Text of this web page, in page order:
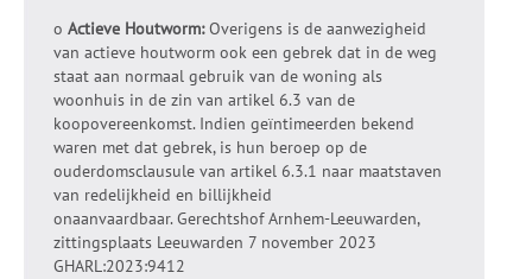
o Actieve Houtworm:Overigens is de aanwezigheid
van actieve houtworm ook een gebrek dat in de weg
staat aan normaal gebruik van de woning als
woonhuis in de zin van artikel 6.3 van de
koopovereenkomst. Indien geïntimeerden bekend
waren met dat gebrek, is hun beroep op de
ouderdomsclausule van artikel 6.3.1 naar maatstaven
van redelijkheid en billijkheid
onaanvaardbaar. Gerechtshof Arnhem-Leeuwarden,
zittingsplaats Leeuwarden 7 november 2023
GHARL:2023:9412